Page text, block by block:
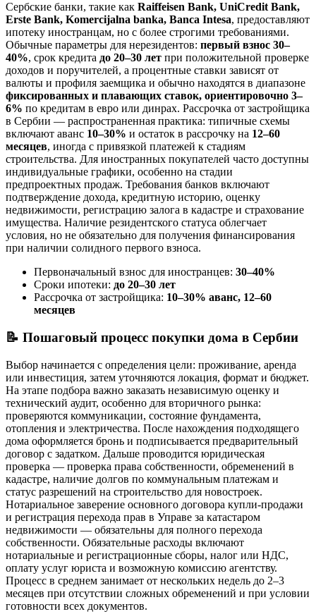
Сербские банки, такие как Raiffeisen Bank, UniCredit Bank,
Erste Bank, Komercijalna banka, Banca Intesa, предоставляют
ипотеку иностранцам, но с более строгими требованиями.
Обычные параметры для нерезидентов: первый взнос 30–
40%, срок кредита до 20–30 лет при положительной проверке
доходов и поручителей, а процентные ставки зависят от
валюты и профиля заемщика и обычно находятся в диапазоне
фиксированных и плавающих ставок, ориентировочно 3–
6% по кредитам в евро или динрах. Рассрочка от застройщика
в Сербии — распространенная практика: типичные схемы
включают аванс 10–30% и остаток в рассрочку на 12–60
месяцев, иногда с привязкой платежей к стадиям
строительства. Для иностранных покупателей часто доступны
индивидуальные графики, особенно на стадии
предпроектных продаж. Требования банков включают
подтверждение дохода, кредитную историю, оценку
недвижимости, регистрацию залога в кадастре и страхование
имущества. Наличие резидентского статуса облегчает
условия, но не обязательно для получения финансирования
при наличии солидного первого взноса.
Первоначальный взнос для иностранцев: 30–40%
Сроки ипотеки: до 20–30 лет
Рассрочка от застройщика: 10–30% аванс, 12–60
месяцев
📝 Пошаговый процесс покупки дома в Сербии
Выбор начинается с определения цели: проживание, аренда
или инвестиция, затем уточняются локация, формат и бюджет.
На этапе подбора важно заказать независимую оценку и
технический аудит, особенно для вторичного рынка:
проверяются коммуникации, состояние фундамента,
отопления и электричества. После нахождения подходящего
дома оформляется бронь и подписывается предварительный
договор с задатком. Дальше проводится юридическая
проверка — проверка права собственности, обременений в
кадастре, наличие долгов по коммунальным платежам и
статус разрешений на строительство для новостроек.
Нотариальное заверение основного договора купли-продажи
и регистрация перехода прав в Управе за катастаром
недвижимости — обязательны для полного перехода
собственности. Обязательные расходы включают
нотариальные и регистрационные сборы, налог или НДС,
оплату услуг юриста и возможную комиссию агентству.
Процесс в среднем занимает от нескольких недель до 2–3
месяцев при отсутствии сложных обременений и при условии
готовности всех документов.